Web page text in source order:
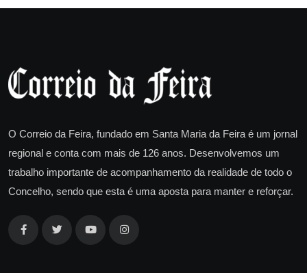
O Correio da Feira, fundado em Santa Maria da Feira é um jornal
regional e conta com mais de 126 anos. Desenvolvemos um
trabalho importante de acompanhamento da realidade de todo o
Concelho, sendo que esta é uma aposta para manter e reforçar.